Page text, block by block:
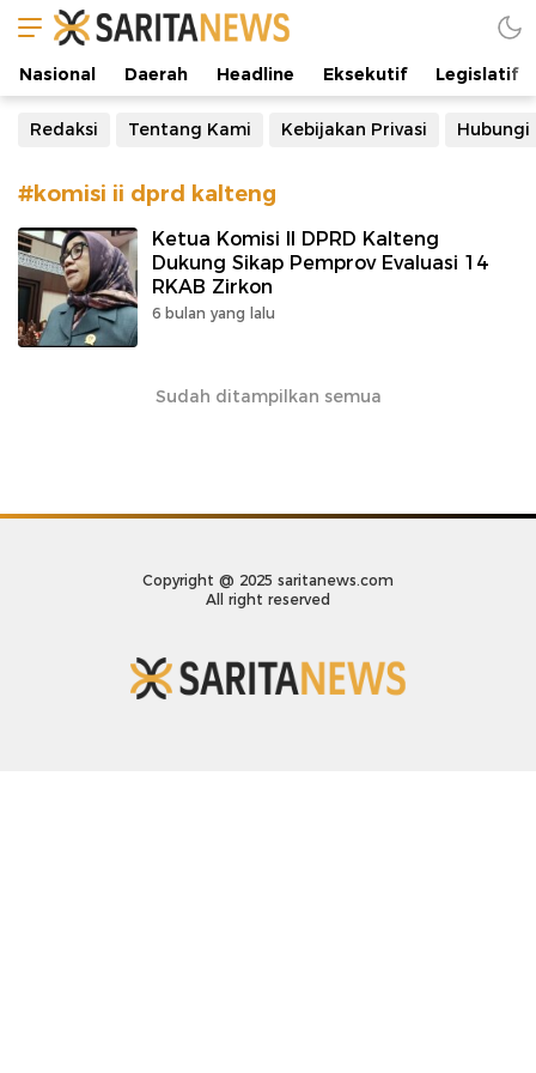
Manifestasi Arus Kebenaran
Nasional Daerah Headline Eksekutif Legislatif
Redaksi Tentang Kami Kebijakan Privasi Hubungi
#komisi ii dprd kalteng
Ketua Komisi II DPRD Kalteng
Dukung Sikap Pemprov Evaluasi 14
RKAB Zirkon
6 bulan yang lalu
Sudah ditampilkan semua
Copyright @ 2025 saritanews.com
All right reserved